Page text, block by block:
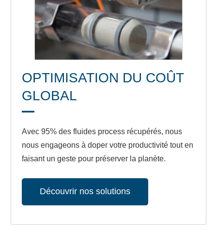
OPTIMISATION DU COÛT
GLOBAL
Avec 95% des fluides process récupérés, nous
nous engageons à doper votre productivité tout en
faisant un geste pour préserver la planète.
Découvrir nos solutions